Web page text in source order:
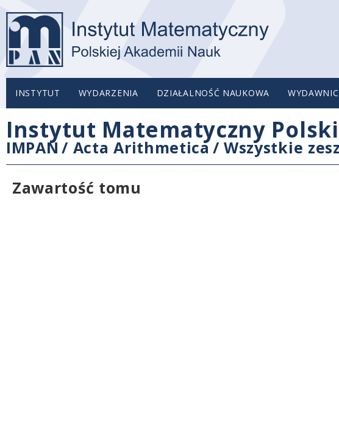
INSTYTUT WYDARZENIA DZIAŁALNOŚĆ NAUKOWA
Instytut Matematyczny
IMPAN / Acta Arithmetica/ Wszystkie
Zawartość tomu